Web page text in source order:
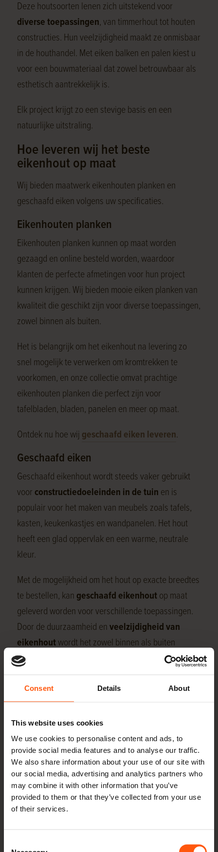
Consent Details About
This website uses cookies
We use cookies to personalise content and ads, to
provide social media features and to analyse our traffic.
We also share information about your use of our site with
our social media, advertising and analytics partners who
may combine it with other information that you’ve
provided to them or that they’ve collected from your use
of their services.
Deze houtsoorten lenen zich uitstekend voor
diverse toepassingen, van timmerhout tot houten
constructies. Hun veelzijdigheid maakt ze onmisbaar
in de houthandel. Met eiken balken en palen kiest u
voor een bouwmateriaal dat zowel betrouwbaar als
esthetisch aantrekkelijk is.
Elk project krijgt zo een stevige basis en een
natuurlijke uitstraling.
Hoe leveren wij het beste
eikenhout op maat
Wij bieden maatwerk eikenhouten planken en
geschaafd eiken volgens uw specificaties.
Eikenhouten planken
Eikenhouten planken kunnen op maat worden
gezaagd en online besteld worden, waardoor
klanten de perfecte afmetingen voor hun project
kunnen krijgen. Wij bieden mooie eiken planken van
kwaliteit die geschikt zijn voor diverse toepassingen,
zowel binnen als buiten.
Het is belangrijk om het eikenhout na levering zo
snel mogelijk te verwerken om kromtrekken te
voorkomen, en onze collectie omvat prachtige
eikenhouten planken die perfect zijn voor
tafelbladen, bladen, panelen en meer op maat.
Ontdek nu hoe wij geschaafd eiken leveren.
Geschaafd eiken
Geschaafd eikenhout wordt steeds vaker gebruikt
voor constructiedoeleinden in de tuin en is
populair voor het maken van meubels zoals tafels,
kasten, keukenkastjes en wandpanelen. Het hout
heeft een glad oppervlak en een warme, neutrale
kleur.
Met de mogelijkheid om het hout op exacte breedtes
te bestellen, kan geschaafd eikenhoutop maat
geleverd worden voor verschillende toepassingen.
Door de duurzaamheid enveelzijdigheid van
eikenhoutwordt het zowel binnen als buiten
gebruikt. Geschaafd eiken kunt u
online aanvragen
Voordelen van eikenhout
Eikenhout staat bekend om zijn duurzaamheid, wat
betekent dat het bestand is tegen slijtage en lange
tijd meegaat. Daarnaast biedt eikenhout een
uitstekende kwaliteit en kan het worden toegepast in
diverse projecten, van meubels tot constructie.
Duurzaamheid